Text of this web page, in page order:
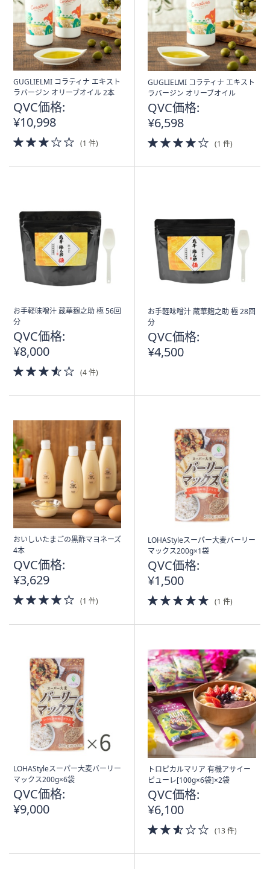
GUGLIELMI コラティナ エキスト
ラバージン オリーブオイル 2本
QVC価格:
¥10,998
3.0
of
(1 件)
GUGLIELMI コラティナ エキスト
ラバージン オリーブオイル
QVC価格:
¥6,598
4.0
of
(1 件)
お手軽味噌汁 蔵華麹之助 極 56回
分
QVC価格:
¥8,000
3.5
of
(4 件)
お手軽味噌汁 蔵華麹之助 極 28回
分
QVC価格:
¥4,500
おいしいたまごの黒酢マヨネーズ
4本
QVC価格:
¥3,629
4.0
of
(1 件)
LOHAStyleスーパー大麦バーリー
マックス200g×1袋
QVC価格:
¥1,500
5.0
of
(1 件)
LOHAStyleスーパー大麦バーリー
マックス200g×6袋
QVC価格:
¥9,000
トロピカルマリア 有機アサイー
ピューレ[100g×6袋]×2袋
QVC価格:
¥6,100
2.5
of
(13 件)